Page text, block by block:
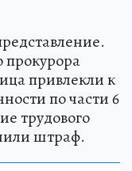
прокурора
привлекли к
по части 6
трудового
штраф.